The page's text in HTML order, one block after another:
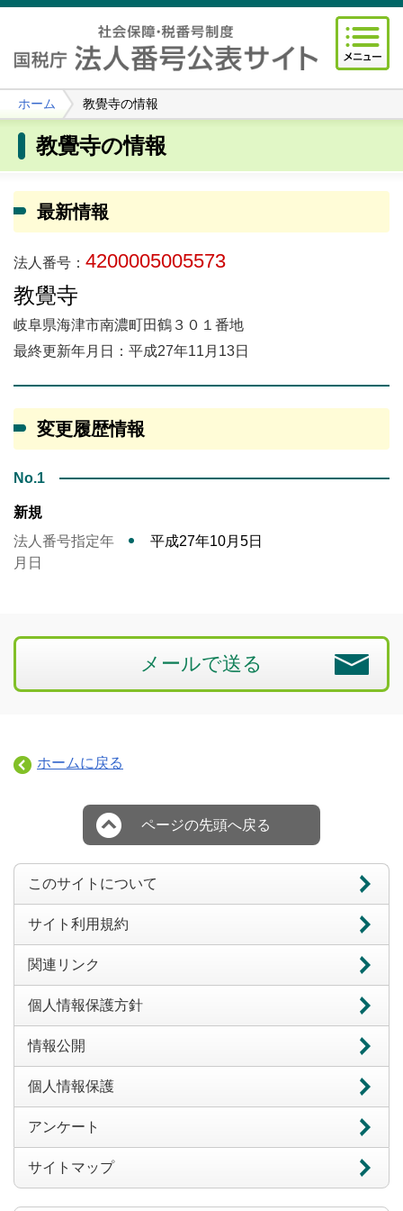
ホーム 教覺寺の情報
教覺寺の情報
最新情報
法人番号： 4200005005573
教覺寺
岐阜県海津市南濃町田鶴３０１番地
最終更新年月日：平成27年11月13日
変更履歴情報
No.1
新規
法人番号指定年
月日
平成27年10月5日
メールで送る
ホームに戻る
ページの先頭へ戻る
このサイトについて
サイト利用規約
関連リンク
個人情報保護方針
情報公開
個人情報保護
アンケート
サイトマップ